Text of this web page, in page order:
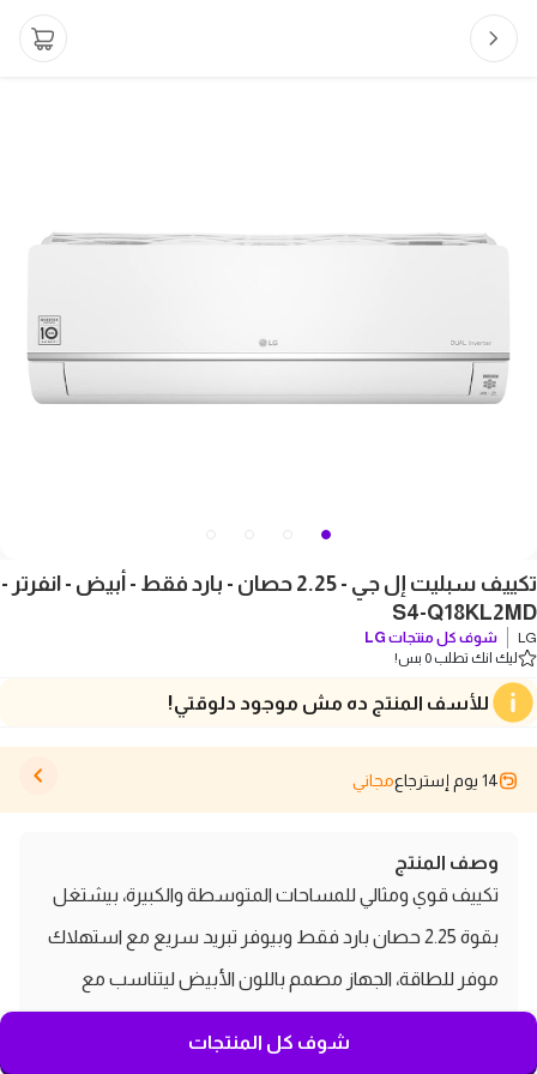
تكييف سبليت إل جي - 2.25 حصان - بارد فقط - أبيض - انفرتر -
S4-Q18KL2MD
LG شوف كل منتجات LG
ليك انك تطلب 0 بس!
للأسف المنتج ده مش موجود دلوقتي!
14 يوم إسترجاع مجاني
وصف المنتج
تكييف قوي ومثالي للمساحات المتوسطة والكبيرة، بيشتغل
بقوة 2.25 حصان بارد فقط وبيوفر تبريد سريع مع استهلاك
موفر للطاقة، الجهاز مصمم باللون الأبيض ليتناسب مع
شوف كل المنتجات